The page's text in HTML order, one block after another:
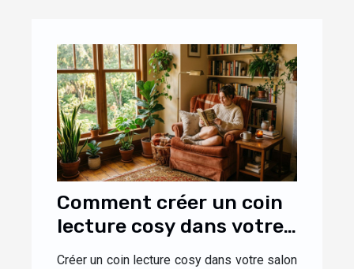
Comment créer un coin
lecture cosy dans votre
salon ?
Créer un coin lecture cosy dans votre salon